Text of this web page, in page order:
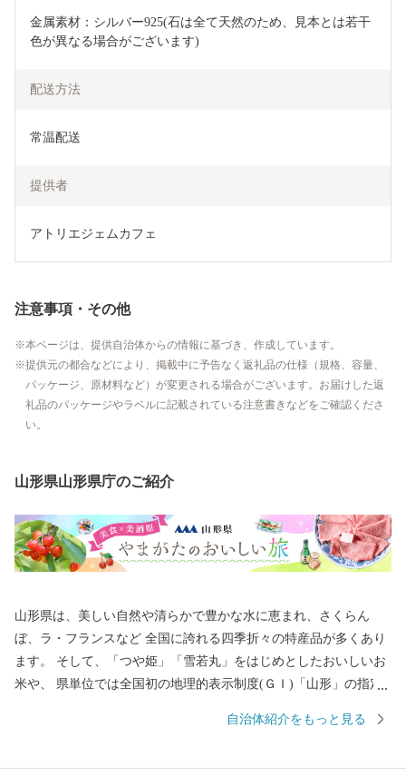
金属素材：シルバー925(石は全て天然のため、見本とは若干
色が異なる場合がございます)
配送方法
常温配送
提供者
アトリエジェムカフェ
注意事項・その他
本ページは、提供自治体からの情報に基づき、作成しています。
提供元の都合などにより、掲載中に予告なく返礼品の仕様（規格、容量、
パッケージ、原材料など）が変更される場合がございます。お届けした返
礼品のパッケージやラベルに記載されている注意書きなどをご確認くださ
い。
山形県山形県庁のご紹介
山形県は、美しい自然や清らかで豊かな水に恵まれ、さくらん
ぼ、ラ・フランスなど 全国に誇れる四季折々の特産品が多くあり
ます。 そして、「つや姫」「雪若丸」をはじめとしたおいしいお
米や、 県単位では全国初の地理的表示制度(ＧＩ)「山形」の指定
しい逸品も自慢です。 また、最上川舟運によって伝えられた上方
自治体紹介をもっと見る